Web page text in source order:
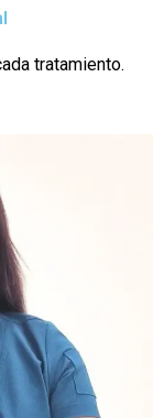
tratamiento.